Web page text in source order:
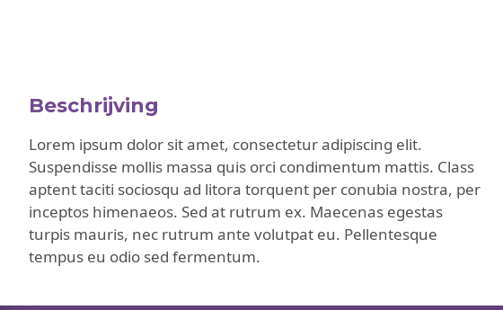
Beschrijving
Lorem ipsum dolor sit amet, consectetur adipiscing elit.
Suspendisse mollis massa quis orci condimentum mattis. Class
aptent taciti sociosqu ad litora torquent per conubia nostra, per
inceptos himenaeos. Sed at rutrum ex. Maecenas egestas
turpis mauris, nec rutrum ante volutpat eu. Pellentesque
tempus eu odio sed fermentum.